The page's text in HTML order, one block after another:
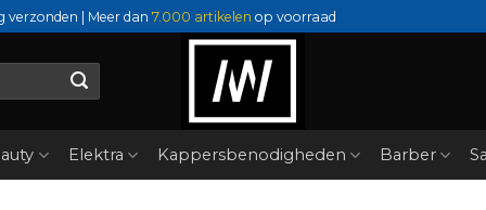
verzonden | Meer dan 7.000 artikelen op voorraad
Elektra Kappersbenodigheden Barber